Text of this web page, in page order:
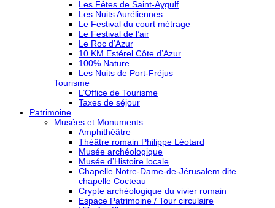
Les Fêtes de Saint-Aygulf
Les Nuits Auréliennes
Le Festival du court métrage
Le Festival de l’air
Le Roc d’Azur
10 KM Estérel Côte d’Azur
100% Nature
Les Nuits de Port-Fréjus
Tourisme
L’Office de Tourisme
Taxes de séjour
Patrimoine
Musées et Monuments
Amphithéâtre
Théâtre romain Philippe Léotard
Musée archéologique
Musée d’Histoire locale
Chapelle Notre-Dame-de-Jérusalem dite
chapelle Cocteau
Crypte archéologique du vivier romain
Espace Patrimoine / Tour circulaire